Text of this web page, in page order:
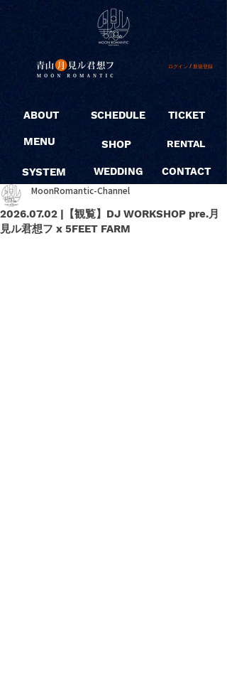
ログイン / 新規登録
ABOUT
MENU
SYSTEM
SCHEDULE
SHOP
WEDDING
TICKET
RENTAL
CONTACT
2026.07.02 |【観覧】DJ WORKSHOP pre.月
見ル君想フ x 5FEET FARM
MoonRomantic-Channel